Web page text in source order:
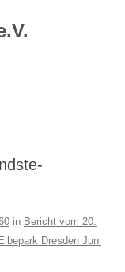
in Bericht vom 20.
Dresden Juni